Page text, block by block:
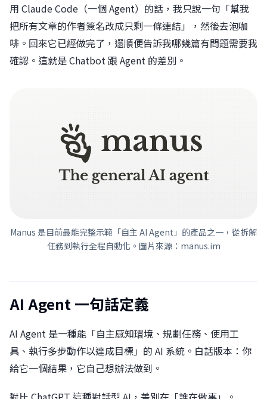
用 Claude Code（一個 Agent）的話，我只說一句「幫我
把所有文章的作者簽名改成只剩一條連結」，然後去泡咖
啡。回來它已經做完了，還順便告訴我哪幾篇有問題需要我
確認。這就是 Chatbot 跟 Agent 的差別。
Manus 是目前最能完整示範「自主 AI Agent」的產品之一，從拆解
任務到執行全程自動化。圖片來源：manus.im
AI Agent 一句話定義
AI Agent 是一種能「自主感知環境、規劃任務、使用工
具、執行多步動作以達成目標」的 AI 系統。白話版本：你
給它一個結果，它自己想辦法做到。